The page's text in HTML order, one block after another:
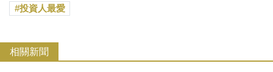
投資人最愛
相關新聞